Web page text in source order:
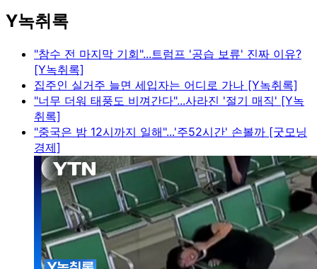
Y녹취록
"참수 전 마지막 기회"...트럼프 '공습 보류' 진짜 이유?
[Y녹취록]
집주인 실거주 늘면 세입자는 어디로 가나 [Y녹취록]
"너무 더워 태풍도 비껴간다"...사라진 '절기 매직' [Y녹
취록]
"중국은 밤 12시까지 일해"...'주52시간' 손볼까 [굿모닝
경제]